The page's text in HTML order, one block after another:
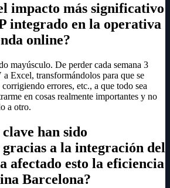
impacto más significativo
integrado en la operativa
online?
mayúsculo. De perder cada semana 3
Excel, transformándolos para que se
errores, etc., a que todo sea
en cosas realmente importantes y no
a otro.
han sido
a la integración del
afectado esto la eficiencia
Barcelona?